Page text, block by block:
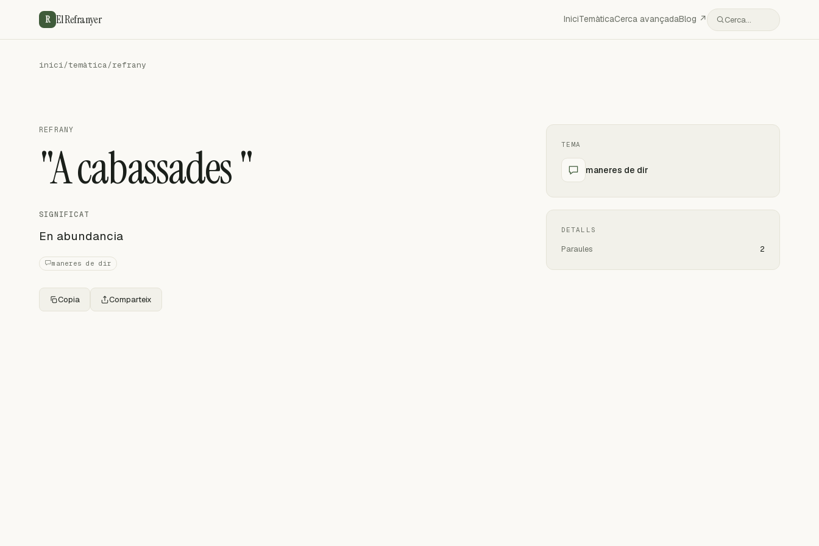
R El Refranyer IniciTemàticaCerca avançadaBlog ↗ Cerca…
inici/temàtica/refrany
REFRANY
"A cabassades "
SIGNIFICAT
En abundancia
maneres de dir
Copia Comparteix
TEMA
maneres de dir
DETALLS
Paraules 2